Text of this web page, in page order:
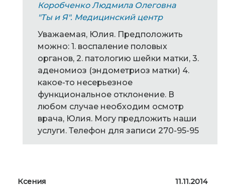
Коробченко Людмила Олеговна
"Ты и Я". Медицинский центр
Уважаемая, Юлия. Предположить
можно: 1. воспаление половых
органов, 2. патологию шейки матки, 3.
аденомиоз (эндометриоз матки) 4.
какое-то несерьезное
функциональное отклонение. В
любом случае необходим осмотр
врача, Юлия. Могу предложить наши
услуги. Телефон для записи 270-95-95
Ксения 11.11.2014